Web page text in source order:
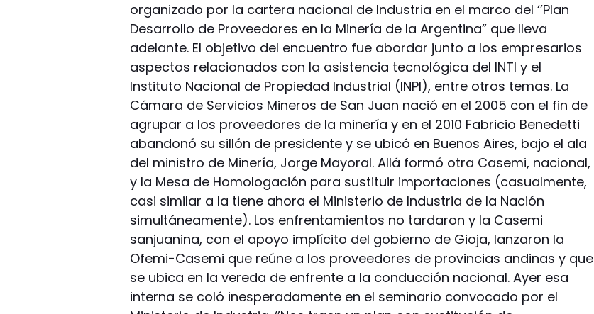
organizado por la cartera nacional de Industria en el marco del ‘’Plan
Desarrollo de Proveedores en la Minería de la Argentina” que lleva
adelante. El objetivo del encuentro fue abordar junto a los empresarios
aspectos relacionados con la asistencia tecnológica del INTI y el
Instituto Nacional de Propiedad Industrial (INPI), entre otros temas. La
Cámara de Servicios Mineros de San Juan nació en el 2005 con el fin de
agrupar a los proveedores de la minería y en el 2010 Fabricio Benedetti
abandonó su sillón de presidente y se ubicó en Buenos Aires, bajo el ala
del ministro de Minería, Jorge Mayoral. Allá formó otra Casemi, nacional,
y la Mesa de Homologación para sustituir importaciones (casualmente,
casi similar a la tiene ahora el Ministerio de Industria de la Nación
simultáneamente). Los enfrentamientos no tardaron y la Casemi
sanjuanina, con el apoyo implícito del gobierno de Gioja, lanzaron la
Ofemi-Casemi que reúne a los proveedores de provincias andinas y que
se ubica en la vereda de enfrente a la conducción nacional. Ayer esa
interna se coló inesperadamente en el seminario convocado por el